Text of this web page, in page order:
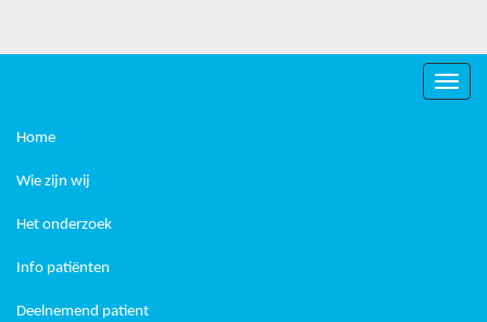
Toggle
Home
Wie zijn wij
Het onderzoek
Info patiënten
Deelnemend patient